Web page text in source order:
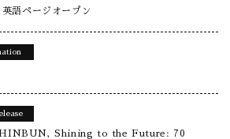
語ページオープン
Shining to the Future: 70